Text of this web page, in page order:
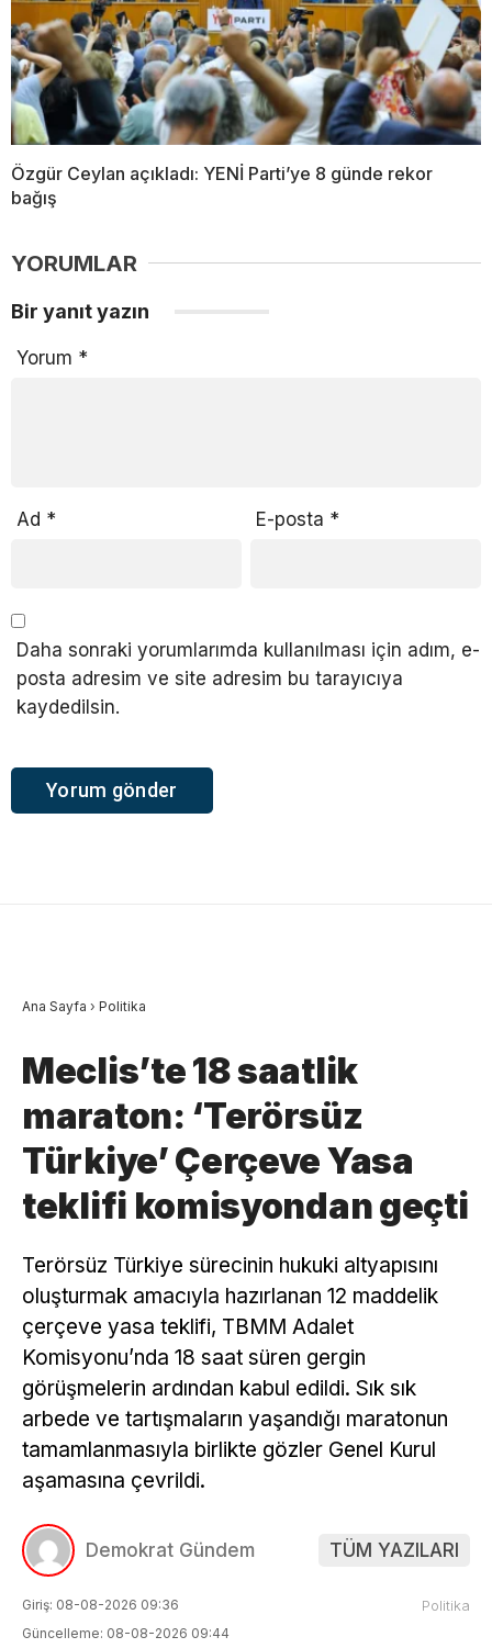
Özgür Ceylan açıkladı: YENİ Parti’ye 8 günde rekor
bağış
YORUMLAR
Bir yanıt yazın
Yorum *
Ad * E-posta *
Daha sonraki yorumlarımda kullanılması için adım, e-
posta adresim ve site adresim bu tarayıcıya
kaydedilsin.
Ana Sayfa › Politika
Meclis’te 18 saatlik
maraton: ‘Terörsüz
Türkiye’ Çerçeve Yasa
teklifi komisyondan geçti
Terörsüz Türkiye sürecinin hukuki altyapısını
oluşturmak amacıyla hazırlanan 12 maddelik
çerçeve yasa teklifi, TBMM Adalet
Komisyonu’nda 18 saat süren gergin
görüşmelerin ardından kabul edildi. Sık sık
arbede ve tartışmaların yaşandığı maratonun
tamamlanmasıyla birlikte gözler Genel Kurul
aşamasına çevrildi.
Demokrat Gündem TÜM YAZILARI
Giriş: 08-08-2026 09:36
Güncelleme: 08-08-2026 09:44
Politika